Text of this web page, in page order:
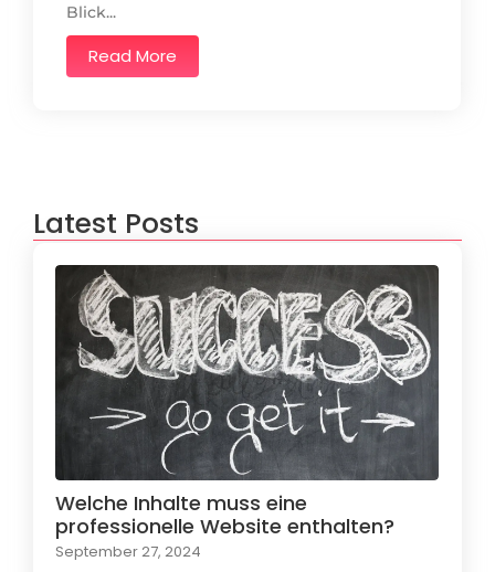
Blick...
Read More
Latest Posts
Welche Inhalte muss eine
professionelle Website enthalten?
September 27, 2024